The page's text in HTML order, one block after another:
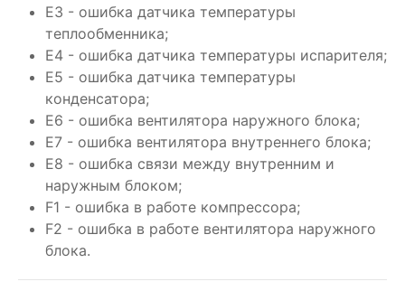
E3 - ошибка датчика температуры
теплообменника;
E4 - ошибка датчика температуры испарителя;
E5 - ошибка датчика температуры
конденсатора;
E6 - ошибка вентилятора наружного блока;
E7 - ошибка вентилятора внутреннего блока;
E8 - ошибка связи между внутренним и
наружным блоком;
F1 - ошибка в работе компрессора;
F2 - ошибка в работе вентилятора наружного
блока.